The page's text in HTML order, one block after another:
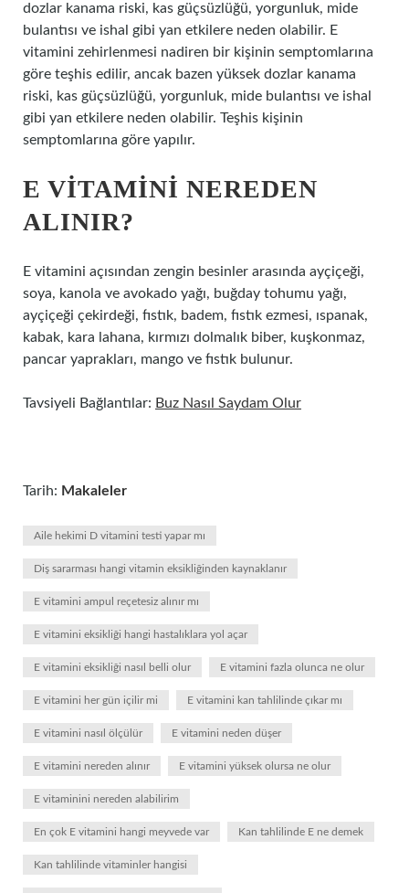
dozlar kanama riski, kas güçsüzlüğü, yorgunluk, mide
bulantısı ve ishal gibi yan etkilere neden olabilir. E
vitamini zehirlenmesi nadiren bir kişinin semptomlarına
göre teşhis edilir, ancak bazen yüksek dozlar kanama
riski, kas güçsüzlüğü, yorgunluk, mide bulantısı ve ishal
gibi yan etkilere neden olabilir. Teşhis kişinin
semptomlarına göre yapılır.
E VITAMINI NEREDEN
ALINIR?
E vitamini açısından zengin besinler arasında ayçiçeği,
soya, kanola ve avokado yağı, buğday tohumu yağı,
ayçiçeği çekirdeği, fıstık, badem, fıstık ezmesi, ıspanak,
kabak, kara lahana, kırmızı dolmalık biber, kuşkonmaz,
pancar yaprakları, mango ve fıstık bulunur.
Tavsiyeli Bağlantılar: Buz Nasıl Saydam Olur
Tarih: Makaleler
Aile hekimi D vitamini testi yapar mı
Diş sararması hangi vitamin eksikliğinden kaynaklanır
E vitamini ampul reçetesiz alınır mı
E vitamini eksikliği hangi hastalıklara yol açar
E vitamini eksikliği nasıl belli olur E vitamini fazla olunca ne olur
E vitamini her gün içilir mi E vitamini kan tahlilinde çıkar mı
E vitamini nasıl ölçülür E vitamini neden düşer
E vitamini nereden alınır E vitamini yüksek olursa ne olur
E vitaminini nereden alabilirim
En çok E vitamini hangi meyvede var Kan tahlilinde E ne demek
Kan tahlilinde vitaminler hangisi